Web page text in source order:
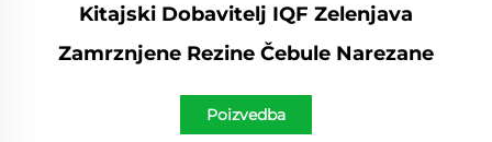
Kitajski Dobavitelj IQF Zelenjava
Zamrznjene Rezine Čebule Narezane
Poizvedba